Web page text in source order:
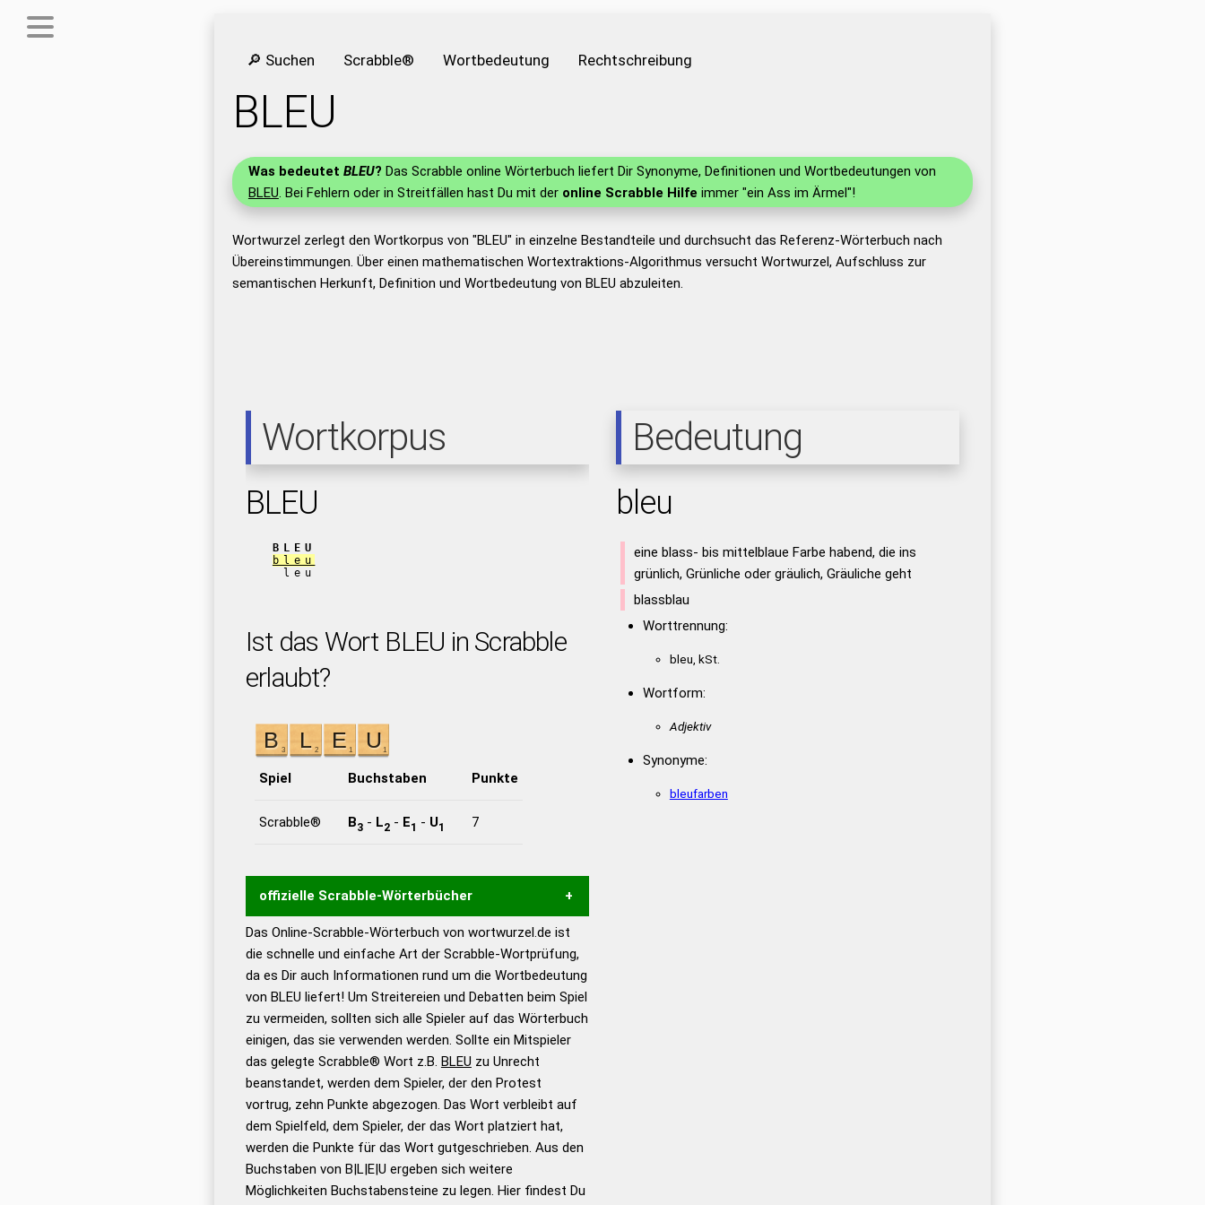
🔎 Suchen Scrabble® Wortbedeutung Rechtschreibung
BLEU
Was bedeutet BLEU? Das Scrabble online Wörterbuch liefert Dir Synonyme, Definitionen und Wortbedeutungen von
BLEU. Bei Fehlern oder in Streitfällen hast Du mit der online Scrabble Hilfe immer "ein Ass im Ärmel"!
Wortwurzel zerlegt den Wortkorpus von "BLEU" in einzelne Bestandteile und durchsucht das Referenz-Wörterbuch nach
Übereinstimmungen. Über einen mathematischen Wortextraktions-Algorithmus versucht Wortwurzel, Aufschluss zur
semantischen Herkunft, Definition und Wortbedeutung von BLEU abzuleiten.
Wortkorpus
BLEU
BLEU
bleu
leu
Ist das Wort BLEU in Scrabble
erlaubt?
Spiel Buchstaben Punkte
Scrabble® B3- L2- E1 - U1 7
offizielle Scrabble-Wörterbücher
Wortwurzel liefert mit Hilfe eines semantischen
Wortanalyse-Algorithmus gute Anhaltspunkte zu
Wortbedeutung, Worttrennung und Wortform, um die
Gültigkeit eines Wortes für das Scrabble-Spiel zu
bestimmen!
zugelassene Turnier Scrabble-
Wörterbücher sind:
Duden – Standardwerk in 12
Bänden
Duden – Richtiges und gutes
Deutsch
Duden – Die deutsche Grammatik
Das Online-Scrabble-Wörterbuch von wortwurzel.de ist
die schnelle und einfache Art der Scrabble-Wortprüfung,
da es Dir auch Informationen rund um die Wortbedeutung
von BLEU liefert! Um Streitereien und Debatten beim Spiel
zu vermeiden, sollten sich alle Spieler auf das Wörterbuch
einigen, das sie verwenden werden. Sollte ein Mitspieler
das gelegte Scrabble® Wort z.B. BLEU zu Unrecht
beanstandet, werden dem Spieler, der den Protest
vortrug, zehn Punkte abgezogen. Das Wort verbleibt auf
dem Spielfeld, dem Spieler, der das Wort platziert hat,
werden die Punkte für das Wort gutgeschrieben. Aus den
Buchstaben von B|L|E|U ergeben sich weitere
Möglichkeiten Buchstabensteine zu legen. Hier findest Du
Bedeutung
bleu
eine blass- bis mittelblaue Farbe habend, die ins
grünlich, Grünliche oder gräulich, Gräuliche geht
blassblau
Worttrennung:
bleu, kSt.
Wortform:
Adjektiv
Synonyme:
bleufarben